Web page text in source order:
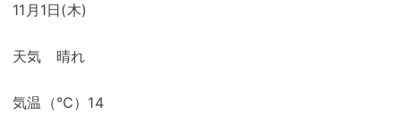
11月1日(木)
天気 晴れ
気温（℃）14